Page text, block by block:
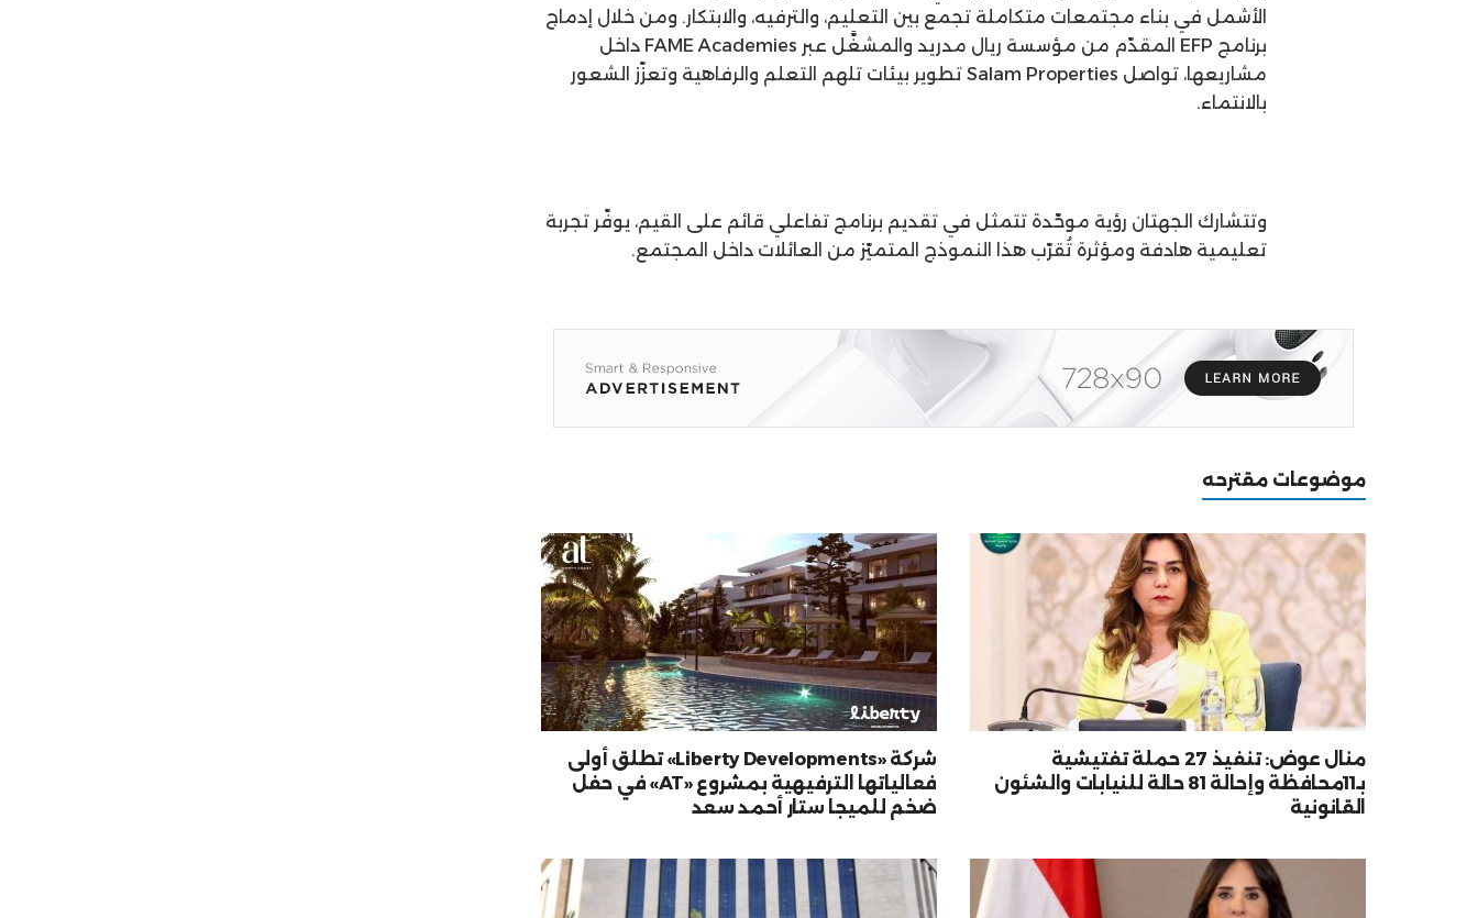
الأشمل في بناء مجتمعات متكاملة تجمع بين التعليم، والترفيه، والابتكار. ومن خلال إدماج
برنامج EFP المقدّم من مؤسسة ريال مدريد والمشغَّل عبر FAME Academies داخل
مشاريعها، تواصل Salam Properties تطوير بيئات تلهم التعلم والرفاهية وتعزّز الشعور
بالانتماء.
وتتشارك الجهتان رؤية موحّدة تتمثل في تقديم برنامج تفاعلي قائم على القيم، يوفّر تجربة
تعليمية هادفة ومؤثرة تُقرّب هذا النموذج المتميّز من العائلات داخل المجتمع.
موضوعات مقترحه
منال عوض: تنفيذ 27 حملة تفتيشية
بـ11محافظة وإحالة 81 حالة للنيابات والشئون
القانونية
شركة «Liberty Developments» تطلق أولى
فعالياتها الترفيهية بمشروع «AT» في حفل
ضخم للميجا ستار أحمد سعد